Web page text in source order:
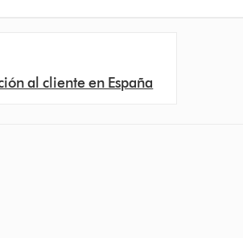
al cliente en España